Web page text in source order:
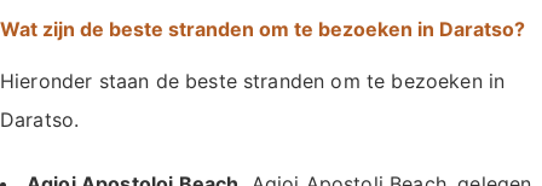
Wat zijn de beste stranden om te bezoeken in Daratso?
Hieronder staan de beste stranden om te bezoeken in
Daratso.